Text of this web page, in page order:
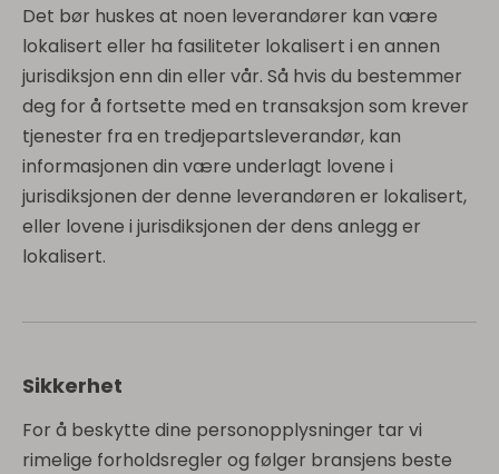
Det bør huskes at noen leverandører kan være
lokalisert eller ha fasiliteter lokalisert i en annen
jurisdiksjon enn din eller vår. Så hvis du bestemmer
deg for å fortsette med en transaksjon som krever
tjenester fra en tredjepartsleverandør, kan
informasjonen din være underlagt lovene i
jurisdiksjonen der denne leverandøren er lokalisert,
eller lovene i jurisdiksjonen der dens anlegg er
lokalisert.
Sikkerhet
For å beskytte dine personopplysninger tar vi
rimelige forholdsregler og følger bransjens beste